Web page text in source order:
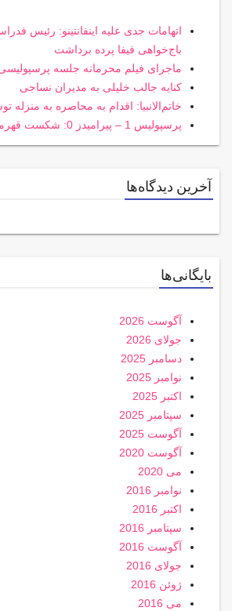
اتهامات جدی علیه اینفانتینو: رئیس
باج‌خواهی فیفا پرده برداشت
ماجرای فیلم محرمانه جلسه
کنایه جالب خلیلی به مدیران نساجی
خاتم‌الانبیا: اقدام به محاصره به
پرسپولیس 1 – پیرامیدز 0: شکست قهرمان آفریقا!
آخرین دیدگاه‌ها
بایگانی‌ها
آگوست 2026
جولای 2026
دسامبر 2025
نوامبر 2025
اکتبر 2025
سپتامبر 2025
آگوست 2025
آگوست 2020
می 2020
نوامبر 2016
اکتبر 2016
سپتامبر 2016
آگوست 2016
جولای 2016
ژوئن 2016
می 2016